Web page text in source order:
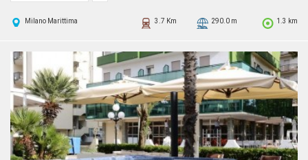
Milano Marittima 1.3 km
290.0 m
3.7 Km